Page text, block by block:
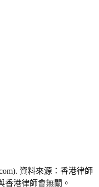
資料來源：香港律師
香港律師會無關。